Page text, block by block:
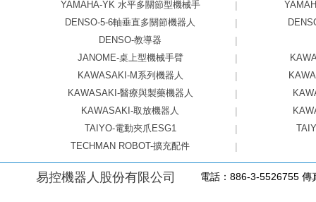
YAMAHA-YK 水平多關節型機械手
|
DENSO-5-6軸垂直多關節機器人
|
DENSO-教導器
|
JANOME-桌上型機械手臂
|
KAWASAKI-M系列機器人
|
KAWASAKI-醫療與製藥機器人
|
KAWASAKI-取放機器人
|
TAIYO-電動夾爪ESG1
|
TECHMAN ROBOT-擴充配件
|
易控機器人股份有限公司 電話：886-3-5526755